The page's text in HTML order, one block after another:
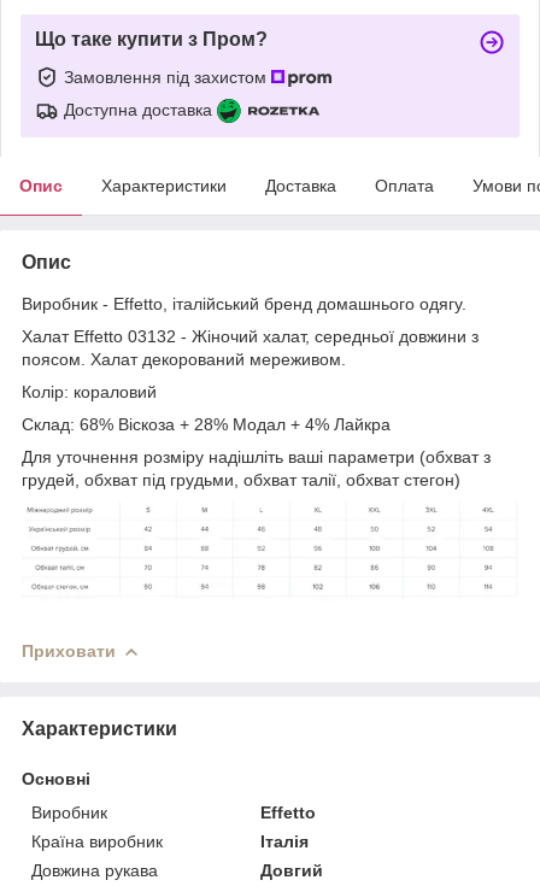
Що таке купити з Пром?
Замовлення під захистом
Доступна доставка
Опис Характеристики Доставка Оплата Умови
Опис
Виробник - Effetto, італійський бренд домашнього одягу.
Халат Effetto 03132 - Жіночий халат, середньої довжини з
поясом. Халат декорований мереживом.
Колір: кораловий
Склад: 68% Віскоза + 28% Модал + 4% Лайкра
Для уточнення розміру надішліть ваші параметри (обхват з
грудей, обхват під грудьми, обхват талії, обхват стегон)
Приховати
Характеристики
Основні
Виробник
Effetto
Країна виробник
Італія
Довжина рукава
Довгий